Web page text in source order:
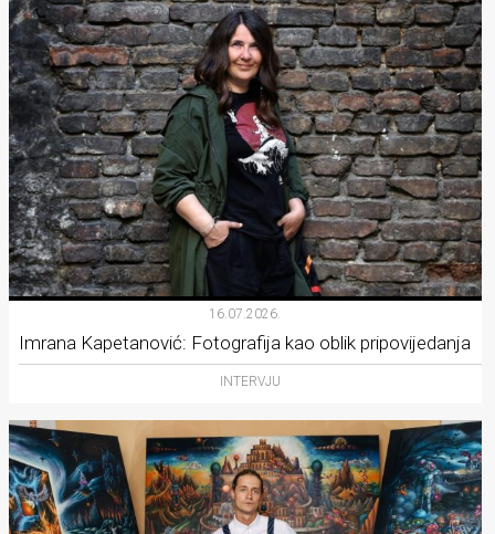
16.07.2026.
Imrana Kapetanović: Fotografija kao oblik pripovijedanja
INTERVJU